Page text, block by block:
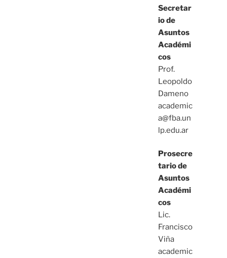
Secretar
io de
Asuntos
Académi
cos
Prof.
Leopoldo
Dameno
academic
a@fba.un
lp.edu.ar
Prosecre
tario de
Asuntos
Académi
cos
Lic.
Francisco
Viña
academic